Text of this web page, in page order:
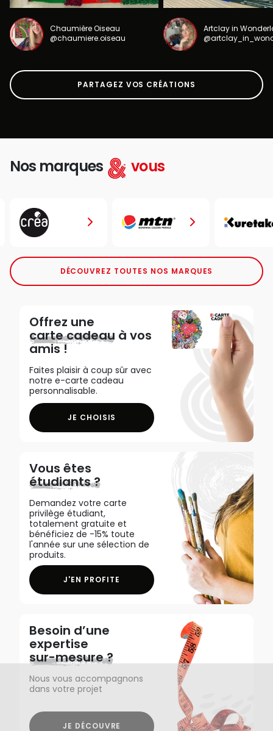
Chaumière Oiseau
@chaumiere.oiseau
Artclay in
PARTAGEZ VOS CRÉATIONS
Nos marques vous
DÉCOUVREZ TOUTES NOS MARQUES
Offrez une
carte cadeau à vos
amis !
Faites plaisir à coup sûr avec
notre e-carte cadeau
personnalisable.
JE CHOISIS
Vous êtes
étudiants ?
Demandez votre carte
privilège étudiant,
totalement gratuite et
bénéficiez de -15% toute
l'année sur une sélection de
produits.
J'EN PROFITE
Besoin d’une
expertise
sur-mesure ?
Nous vous accompagnons
dans votre projet
JE DÉCOUVRE